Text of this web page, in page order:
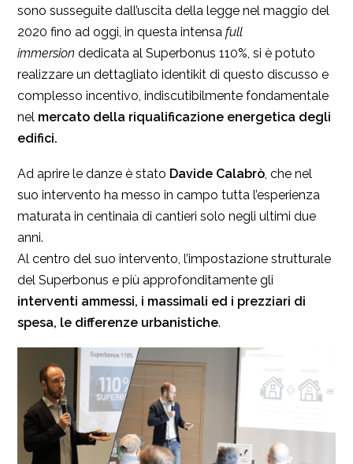
sono susseguite dall’uscita della legge nel maggio del
2020 fino ad oggi, in questa intensa full
immersion dedicata al Superbonus 110%, si è potuto
realizzare un dettagliato identikit di questo discusso e
complesso incentivo, indiscutibilmente fondamentale
nel mercato della riqualificazione energetica degli
edifici.
Ad aprire le danze è stato Davide Calabrò, che nel
suo intervento ha messo in campo tutta l’esperienza
maturata in centinaia di cantieri solo negli ultimi due
anni.
Al centro del suo intervento, l’impostazione strutturale
del Superbonus e più approfonditamente gli
interventi ammessi, i massimali ed i prezziari di
spesa, le differenze urbanistiche.